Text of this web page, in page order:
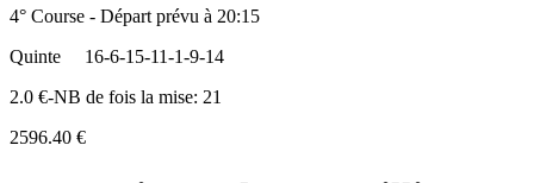
4° Course - Départ prévu à 20:15
Quinte
16-6-15-11-1-9-14
2.0 €-NB de fois la mise: 21
2596.40 €